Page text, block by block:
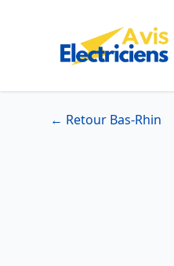
← Retour Bas-Rhin